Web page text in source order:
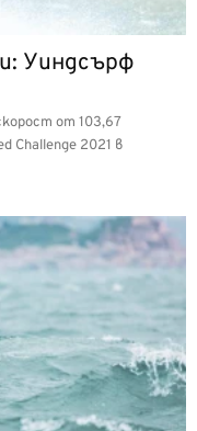
Уиндсърф
от 103,67
Challenge 2021 в